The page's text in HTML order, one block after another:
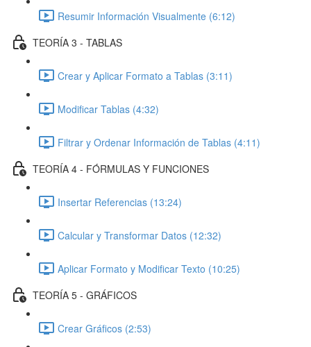
Resumir Información Visualmente (6:12)
TEORÍA 3 - TABLAS
Crear y Aplicar Formato a Tablas (3:11)
Modificar Tablas (4:32)
Filtrar y Ordenar Información de Tablas (4:11)
TEORÍA 4 - FÓRMULAS Y FUNCIONES
Insertar Referencias (13:24)
Calcular y Transformar Datos (12:32)
Aplicar Formato y Modificar Texto (10:25)
TEORÍA 5 - GRÁFICOS
Crear Gráficos (2:53)